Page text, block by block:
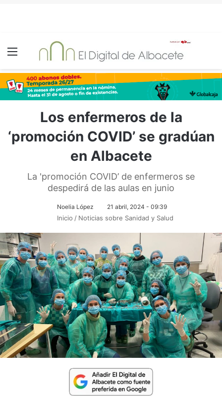
Menú
Los enfermeros de la
‘promoción COVID’ se gradúan
en Albacete
La 'promoción COVID’ de enfermeros se
despedirá de las aulas en junio
Noelia López 21 abril, 2024 - 09:39
Inicio / Noticias sobre Sanidad y Salud